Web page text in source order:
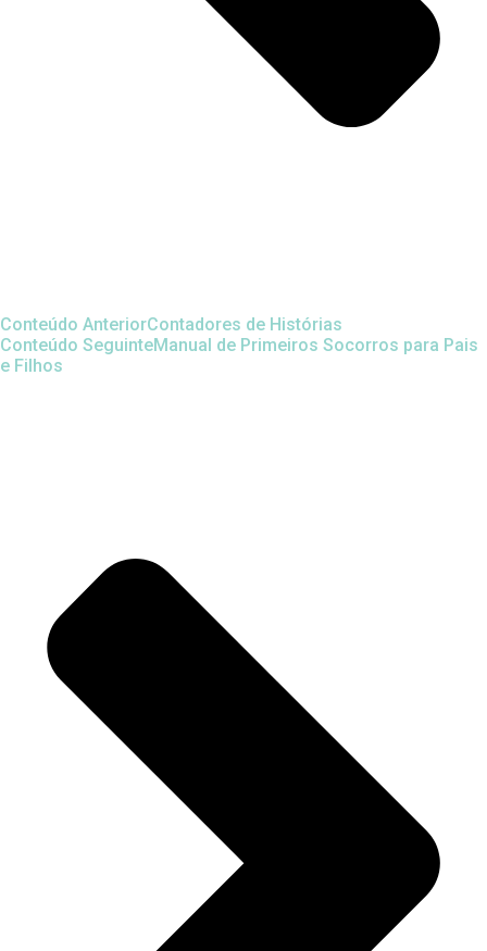
Conteúdo AnteriorContadores de Histórias
Conteúdo SeguinteManual de Primeiros Socorros para Pais
e Filhos